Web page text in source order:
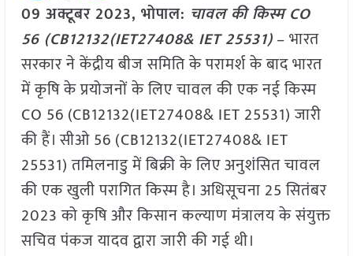
09 अक्टूबर 2023, भोपाल: चावल की किस्म CO
56 (CB12132(IET27408& IET 25531)– भारत
सरकार ने केंद्रीय बीज समिति के परामर्श के बाद भारत
में कृषि के प्रयोजनों के लिए चावल की एक नई किस्म
CO 56 (CB12132(IET27408& IET 25531) जारी
की हैं। सीओ 56 (CB12132(IET27408& IET
25531) तमिलनाडु में बिक्री के लिए अनुशंसित चावल
की एक खुली परागित किस्म है। अधिसूचना 25 सितंबर
2023 को कृषि और किसान कल्याण मंत्रालय के संयुक्त
सचिव पंकज यादव द्वारा जारी की गई थी।